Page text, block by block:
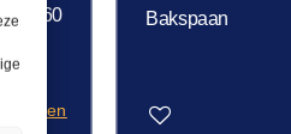
1,60 Bakspaan